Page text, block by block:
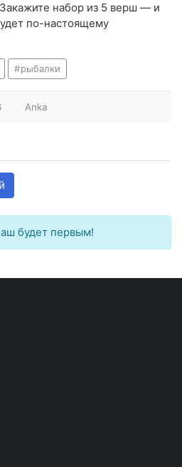
набор из 5 верш — и
по-настоящему
рыбалки
Anka
будет первым!